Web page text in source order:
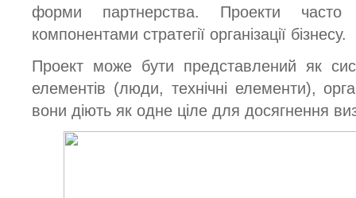
форми партнерства. Проекти
компонентами стратегії організації бізнесу.
Проект може бути представлений як
елементів (люди, технічні елементи),
вони діють як одне ціле для досягнення